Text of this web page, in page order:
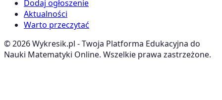
Dodaj ogłoszenie
Aktualności
Warto przeczytać
©2026Wykresik.pl - Twoja Platforma Edukacyjna do
Nauki Matematyki Online. Wszelkie prawa zastrzeżone.